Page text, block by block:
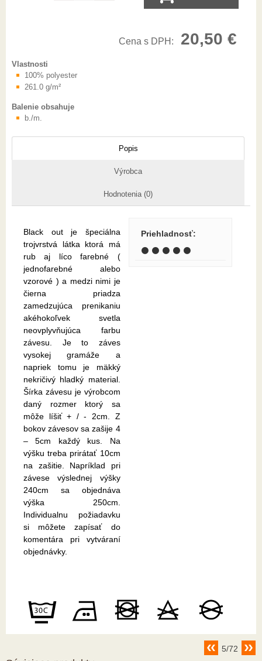
Cena s DPH: 20,50 €
Vlastnosti
100% polyester
261.0 g/m²
Balenie obsahuje
b./m.
Popis
Výrobca
Hodnotenia (0)
Black out je špeciálna
trojvrstvá látka ktorá má
rub aj líco farebné (
jednofarebné alebo
vzorové ) a medzi nimi je
čierna priadza
zamedzujúca prenikaniu
akéhokoľvek svetla
neovplyvňujúca farbu
závesu. Je to záves
vysokej gramáže a
napriek tomu je mäkký
nekričivý hladký material.
Šírka závesu je výrobcom
daný rozmer ktorý sa
môže líšiť + / - 2cm. Z
bokov závesov sa zašije 4
– 5cm každý kus. Na
výšku treba prirátať 10cm
na zašitie. Napríklad pri
závese výslednej výšky
240cm sa objednáva
výška 250cm.
Individualnu požiadavku
si môžete zapísať do
komentára pri vytváraní
objednávky.
Priehladnosť:
⚫ ⚫ ⚫ ⚫ ⚫
5/72